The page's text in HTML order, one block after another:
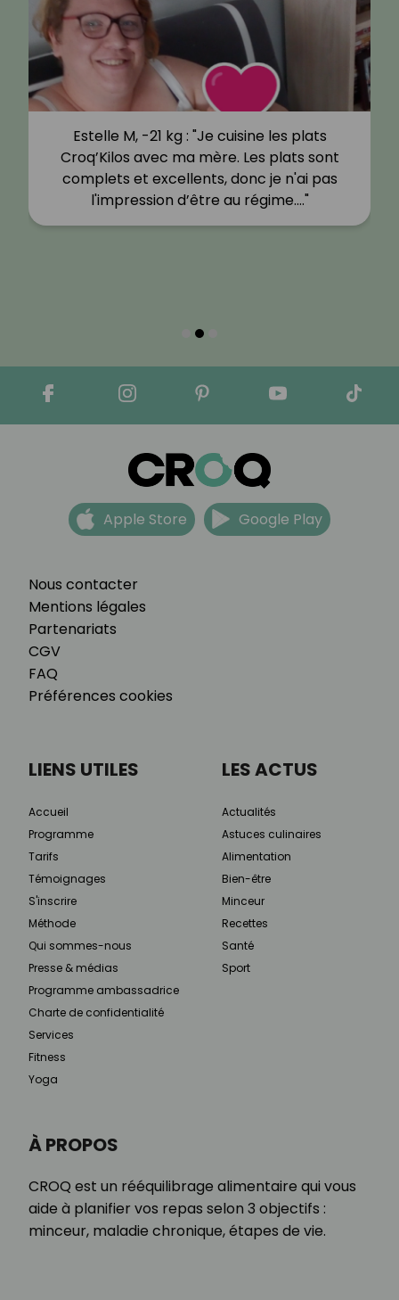
Estelle M, -21 kg : "Je cuisine les plats
Croq’Kilos avec ma mère. Les plats sont
complets et excellents, donc je n'ai pas
l'impression d’être au régime.…"
Nous contacter
Mentions légales
Partenariats
CGV
FAQ
Préférences cookies
Apple Store Google Play
À PROPOS
CROQ est un rééquilibrage alimentaire qui vous
aide à planifier vos repas selon 3 objectifs :
minceur, maladie chronique, étapes de vie.
LIENS UTILES
Accueil
Programme
Tarifs
Témoignages
S'inscrire
Méthode
Qui sommes-nous
Presse & médias
Programme ambassadrice
Charte de confidentialité
Services
Fitness
Yoga
LES ACTUS
Actualités
Astuces culinaires
Alimentation
Bien-être
Minceur
Recettes
Santé
Sport